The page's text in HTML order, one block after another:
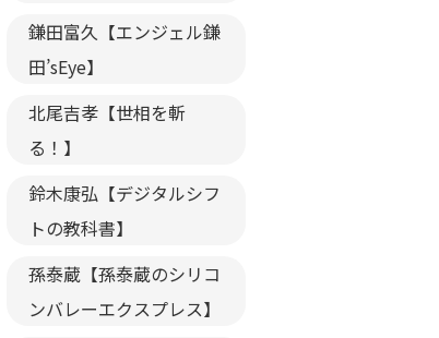
鎌田富久【エンジェル鎌
田’sEye】
北尾吉孝【世相を斬
る！】
鈴木康弘【デジタルシフ
トの教科書】
孫泰蔵【孫泰蔵のシリコ
ンバレーエクスプレス】